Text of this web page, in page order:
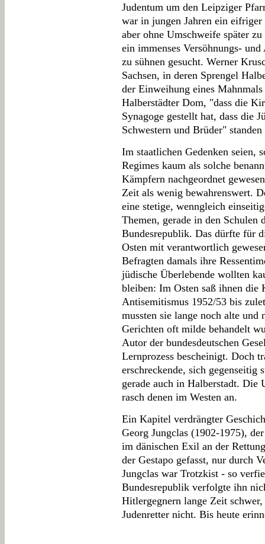
Judentum um den Leipziger
war in jungen Jahren ein
aber ohne Umschweife später
ein immenses Versöhnungs-
zu sühnen gesucht. Werner
Sachsen, in deren Sprengel
der Einweihung eines
Halberstädter Dom, "dass die
Synagoge gestellt hat, dass die
Schwestern und Brüder"
Im staatlichen Gedenken seien,
Regimes kaum als solche
Kämpfern nachgeordnet
Zeit als wenig bewahrenswert.
eine stetige, wenngleich
Themen, gerade in den
Bundesrepublik. Das dürfte für
Osten mit verantwortlich
Befragten damals ihre
jüdische Überlebende wollten
bleiben: Im Osten saß ihnen die
Antisemitismus 1952/53 bis
mussten sie lange noch alte
Gerichten oft milde behandelt
Autor der bundesdeutschen
Lernprozess bescheinigt. Doch
erschreckende, sich gegenseitig
gerade auch in Halberstadt. Die
rasch denen im Westen an.
Ein Kapitel verdrängter
Georg Jungclas (1902-1975),
im dänischen Exil an der
der Gestapo gefasst, nur durch
Jungclas war Trotzkist - so
Bundesrepublik verfolgte ihn
Hitlergegnern lange Zeit
Judenretter nicht. Bis heute